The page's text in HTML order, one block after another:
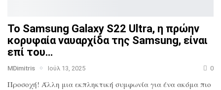
Το Samsung Galaxy S22 Ultra, η πρώην
κορυφαία ναυαρχίδατης Samsung, είναι
επί του…
MDimitris Ιούλ 13, 2025 0
Προσοχή! Άλλη μια εκπληκτική συμφωνία για ένα ακόμα πιο